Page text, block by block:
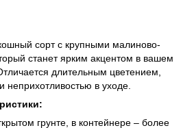
сорт с крупными малиново-
станет ярким акцентом в вашем
длительным цветением,
неприхотливостью в уходе.
грунте, в контейнере – более